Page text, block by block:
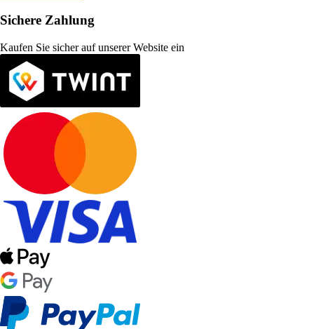
Sichere Zahlung
Kaufen Sie sicher auf unserer Website ein